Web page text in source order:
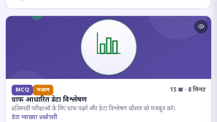
MCQ मध्यम 15 प्रश्न · 8 मिनट
ग्राफ आधारित डेटा विश्लेषण
प्रतिस्पर्धी परीक्षाओं के लिए ग्राफ पढ़ने और डेटा विश्लेषण कौशल को मजबूत करें।
डेटा व्याख्या प्रश्नोत्तरी